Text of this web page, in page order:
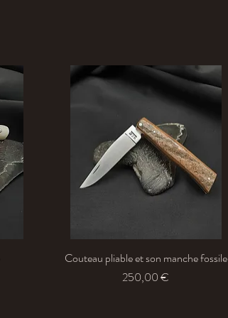
Aperçu rapide
Couteau pliable et son manche fossile
Prix
250,00 €